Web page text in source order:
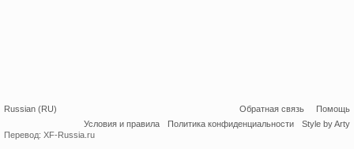
Russian (RU) Обратная связь
Помощь
Условия и правила
Политика конфиденциальности
Style by Arty
Перевод: XF-Russia.ru